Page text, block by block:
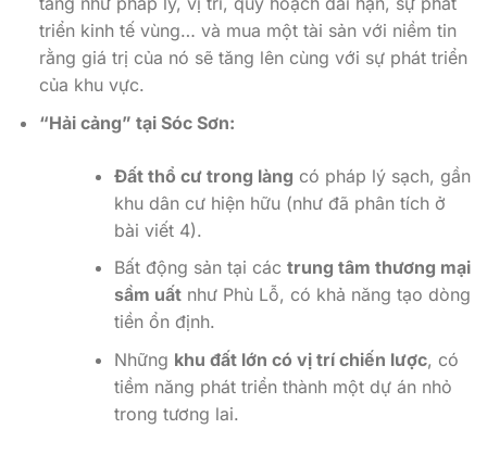
triển kinh tế vùng… và mua một tài sản với niềm tin
rằng giá trị của nó sẽ tăng lên cùng với sự phát triển
của khu vực.
“Hải cảng” tại Sóc Sơn:
Đất thổ cư trong làng có pháp lý sạch, gần
khu dân cư hiện hữu (như đã phân tích ở
bài viết 4).
Bất động sản tại các trung tâm thương mại
sầm uấtnhư Phù Lỗ, có khả năng tạo dòng
tiền ổn định.
Những khu đất lớn có vị trí chiến lược, có
tiềm năng phát triển thành một dự án nhỏ
trong tương lai.